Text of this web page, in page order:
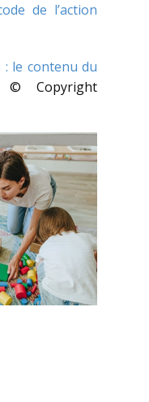
de l’action
: le contenu du
Copyright